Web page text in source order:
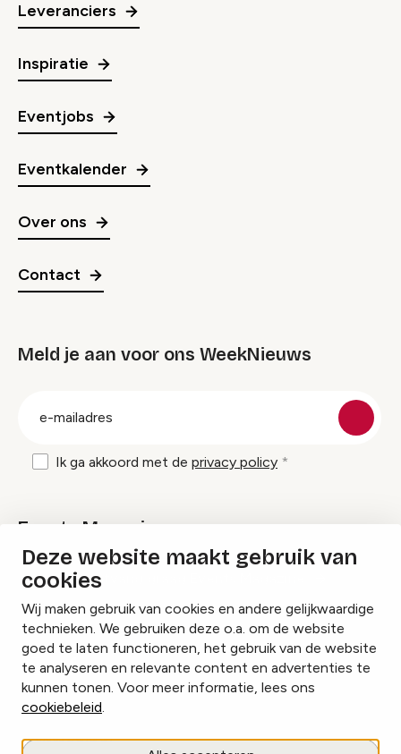
Deze website maakt gebruik van
cookies
Wij maken gebruik van cookies en andere gelijkwaardige
technieken. We gebruiken deze o.a. om de website
goed te laten functioneren, het gebruik van de website
te analyseren en relevante content en advertenties te
kunnen tonen. Voor meer informatie, lees ons
cookiebeleid.
Leveranciers
Inspiratie
Eventjobs
Eventkalender
Over ons
Contact
Meld je aan voor ons WeekNieuws
Ik ga akkoord met de privacy policy
Events Magazine
Ik ontvang graag Events Magazine
InstagramFacebookLinkedIn
Cookies beheren